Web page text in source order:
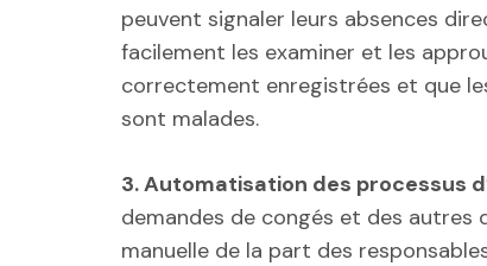
peuvent signaler leurs absences
facilement les examiner et les
correctement enregistrées et que
sont malades.
3. Automatisation des processus
demandes de congés et des autres
manuelle de la part des